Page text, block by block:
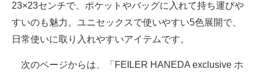
23×23センチで、ポケットやバッグに入れて持ち運びや
すいのも魅力。ユニセックスで使いやすい5色展開で、
日常使いに取り入れやすいアイテムです。
次のページからは、「FEILER HANEDA exclusive ホ